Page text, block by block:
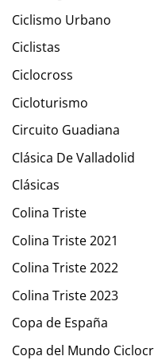
Ciclismo Urbano
Ciclistas
Ciclocross
Cicloturismo
Circuito Guadiana
Clásica De Valladolid
Clásicas
Colina Triste
Colina Triste 2021
Colina Triste 2022
Colina Triste 2023
Copa de España
Copa del Mundo